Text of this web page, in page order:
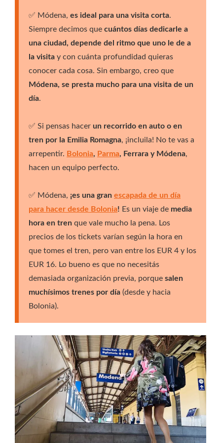
✅ Módena, es ideal para una visita corta.
Siempre decimos que cuántos días dedicarle a
una ciudad, depende del ritmo que uno le de a
la visita y con cuánta profundidad quieras
conocer cada cosa. Sin embargo, creo que
Módena, se presta mucho para una visita de un
día.
✅ Si pensas hacer un recorrido en auto o en
tren por la Emilia Romagna, ¡incluila! No te vas a
arrepentir. Bolonia, Parma, Ferrara y Módena,
hacen un equipo perfecto.
✅ Módena, ¡es una gran escapada de un día
para hacer desde Bolonia! Es un viaje de media
hora en tren que vale mucho la pena. Los
precios de los tickets varían según la hora en
que tomes el tren, pero van entre los EUR 4 y los
EUR 16. Lo bueno es que no necesitás
demasiada organización previa, porque salen
muchísimos trenes por día (desde y hacia
Bolonia).